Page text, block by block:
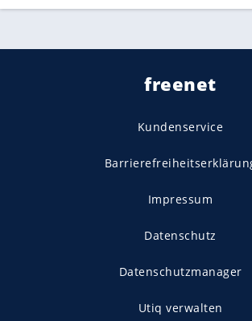
freenet
Kundenservice
Impressum
Datenschutz
Datenschutzmanager
Utiq verwalten